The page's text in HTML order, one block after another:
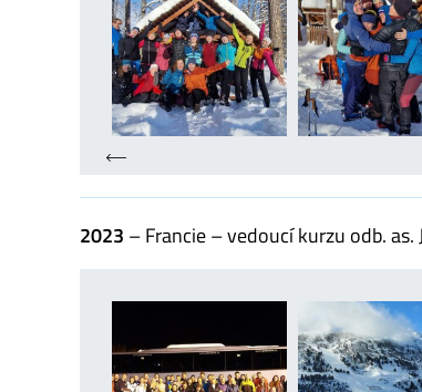
2023 – Francie – vedoucí kurzu odb. as.